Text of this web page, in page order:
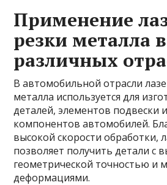
Применение
резки металла в
различных
В автомобильной отрасли
металла используется для
деталей, элементов подвески
компонентов автомобилей.
высокой скорости обработки,
позволяет получить детали с
геометрической точностью и
деформациями.